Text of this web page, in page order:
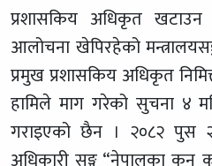
प्रशासकिय अधिकृत
आलोचना खेपिरहेको
प्रमुख प्रशासकिय अधिकृत
हामिले माग गरेको सुचना ४
गराइएको छैन । २०८२ पुस